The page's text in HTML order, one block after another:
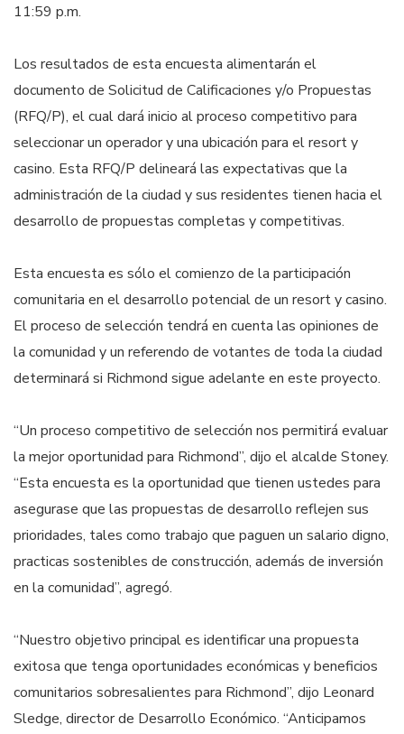
11:59 p.m.
Los resultados de esta encuesta alimentarán el
documento de Solicitud de Calificaciones y/o Propuestas
(RFQ/P), el cual dará inicio al proceso competitivo para
seleccionar un operador y una ubicación para el resort y
casino. Esta RFQ/P delineará las expectativas que la
administración de la ciudad y sus residentes tienen hacia el
desarrollo de propuestas completas y competitivas.
Esta encuesta es sólo el comienzo de la participación
comunitaria en el desarrollo potencial de un resort y casino.
El proceso de selección tendrá en cuenta las opiniones de
la comunidad y un referendo de votantes de toda la ciudad
determinará si Richmond sigue adelante en este proyecto.
“Un proceso competitivo de selección nos permitirá evaluar
la mejor oportunidad para Richmond”, dijo el alcalde Stoney.
“Esta encuesta es la oportunidad que tienen ustedes para
asegurase que las propuestas de desarrollo reflejen sus
prioridades, tales como trabajo que paguen un salario digno,
practicas sostenibles de construcción, además de inversión
en la comunidad”, agregó.
“Nuestro objetivo principal es identificar una propuesta
exitosa que tenga oportunidades económicas y beneficios
comunitarios sobresalientes para Richmond”, dijo Leonard
Sledge, director de Desarrollo Económico. “Anticipamos